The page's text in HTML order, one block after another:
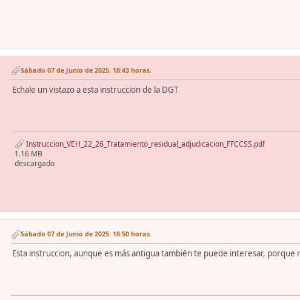
Sábado 07 de Junio de 2025. 18:43 horas.
Echale un vistazo a esta instruccion de la DGT
Instruccion_VEH_22_26_Tratamiento_residual_adjudicacion_FFCCSS.pdf
1.16 MB
descargado
Sábado 07 de Junio de 2025. 18:50 horas.
Esta instruccion, aunque es más antigua también te puede interesar,